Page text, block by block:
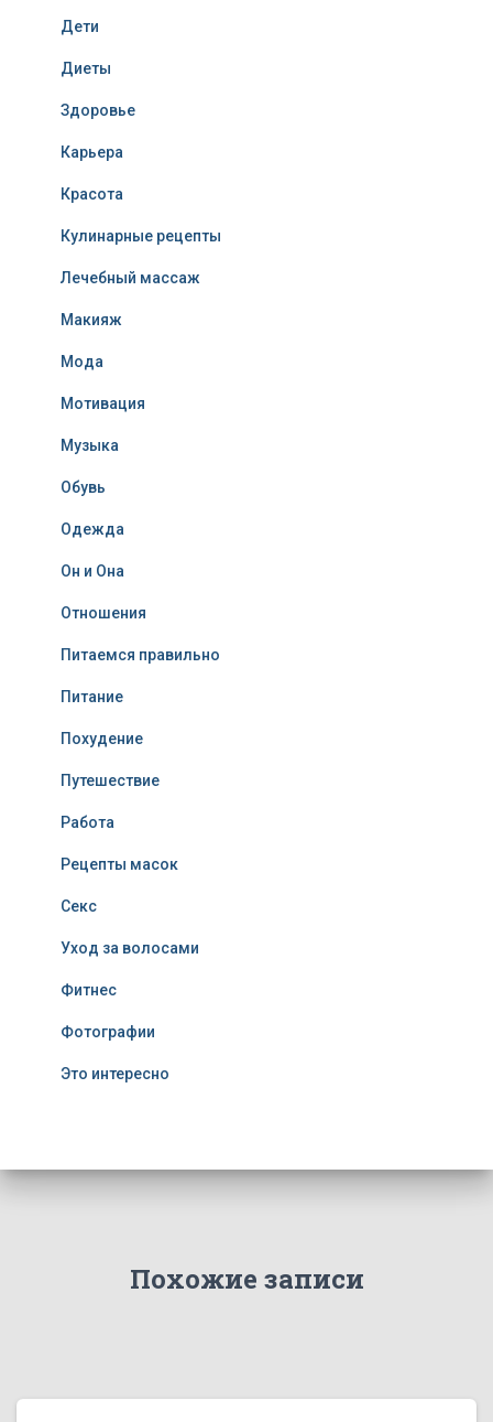
Дети
Диеты
Здоровье
Карьера
Красота
Кулинарные рецепты
Лечебный массаж
Макияж
Мода
Мотивация
Музыка
Обувь
Одежда
Он и Она
Отношения
Питаемся правильно
Питание
Похудение
Путешествие
Работа
Рецепты масок
Секс
Уход за волосами
Фитнес
Фотографии
Это интересно
Похожие записи